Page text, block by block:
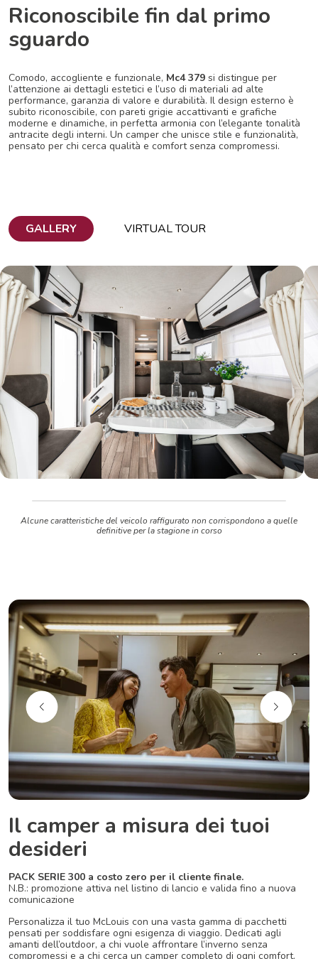
Riconoscibile fin dal primo
sguardo
Comodo, accogliente e funzionale, Mc4 379 si distingue per
l’attenzione ai dettagli estetici e l’uso di materiali ad alte
performance, garanzia di valore e durabilità. Il design esterno è
subito riconoscibile, con pareti grigie accattivanti e grafiche
moderne e dinamiche, in perfetta armonia con l’elegante tonalità
antracite degli interni. Un camper che unisce stile e funzionalità,
pensato per chi cerca qualità e comfort senza compromessi.
GALLERY VIRTUAL TOUR
Alcune caratteristiche del veicolo raffigurato non corrispondono a quelle
definitive per la stagione in corso
Il camper a misura dei tuoi
desideri
PACK SERIE 300 a costo zero per il cliente finale.
N.B.: promozione attiva nel listino di lancio e valida fino a nuova
comunicazione
Personalizza il tuo McLouis con una vasta gamma di pacchetti
pensati per soddisfare ogni esigenza di viaggio. Dedicati agli
amanti dell’outdoor, a chi vuole affrontare l’inverno senza
compromessi e a chi cerca un camper completo di ogni comfort.